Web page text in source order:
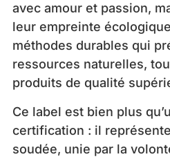
avec amour et passion,
leur empreinte
méthodes durables qui
ressources naturelles,
produits de qualité
Ce label est bien plus
certification : il
soudée, unie par la